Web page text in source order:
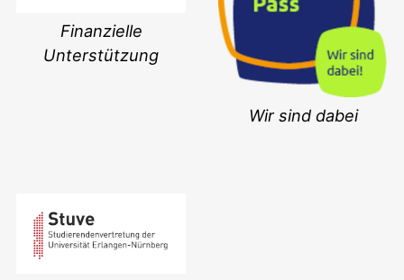
Finanzielle
Unterstützung
Wir sind dabei